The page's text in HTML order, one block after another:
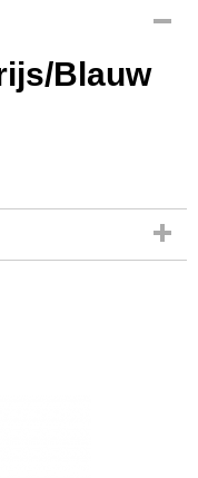
Blauw